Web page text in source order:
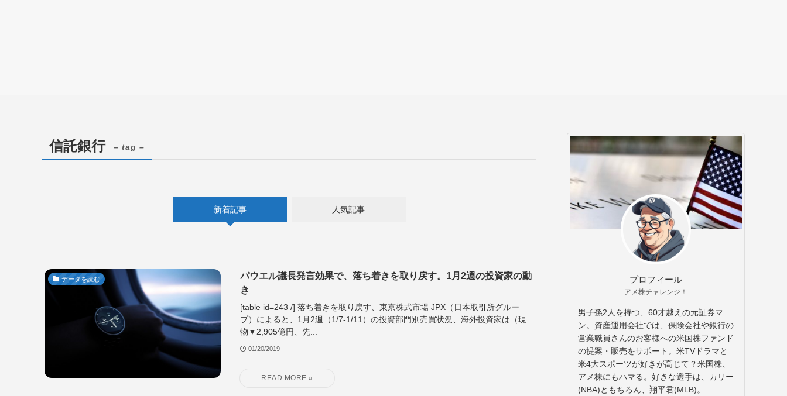
信託銀行 – tag –
新着記事 人気記事
データを読む
パウエル議長発言効果で、落ち着きを取り戻す。1月2週の投資家の動
き
[table id=243 /] 落ち着きを取り戻す、東京株式市場 JPX（日本取引所グルー
プ）によると、1月2週（1/7-1/11）の投資部門別売買状況、海外投資家は（現
物▼2,905億円、先...
01/20/2019
プロフィール
アメ株チャレンジ！
男子孫2人を持つ、60才越えの元証券マ
ン。資産運用会社では、保険会社や銀行の
営業職員さんのお客様への米国株ファンド
の提案・販売をサポート。米TVドラマと
米4大スポーツが好きが高じて？米国株、
アメ株にもハマる。好きな選手は、カリー
(NBA)ともちろん、翔平君(MLB)。